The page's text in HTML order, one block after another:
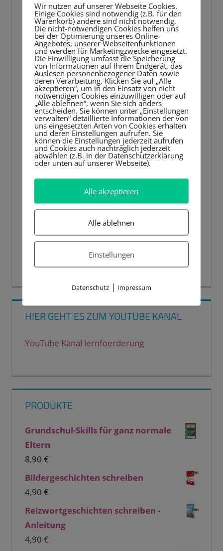
HIER GEHT ES ZUM YOUTUBE KANAL
YouTube Kanal lernfoerderung
PRODUKTE
Grundschul-Skills für ganz normale
Eltern
8,90 €
Bildergeschichten schreiben
4,90 €
Reizwortgeschichten schreiben -
Anleitung
4,90 €
Wir nutzen auf unserer Webseite Cookies.
Einige Cookies sind notwendig (z.B. für den
Warenkorb) andere sind nicht notwendig.
Die nicht-notwendigen Cookies helfen uns
bei der Optimierung unseres Online-
Angebotes, unserer Webseitenfunktionen
und werden für Marketingzwecke eingesetzt.
Die Einwilligung umfasst die Speicherung
von Informationen auf Ihrem Endgerät, das
Auslesen personenbezogener Daten sowie
deren Verarbeitung. Klicken Sie auf „Alle
akzeptieren“, um in den Einsatz von nicht
notwendigen Cookies einzuwilligen oder auf
„Alle ablehnen“, wenn Sie sich anders
entscheiden. Sie können unter „Einstellungen
verwalten“ detaillierte Informationen der von
uns eingesetzten Arten von Cookies erhalten
und deren Einstellungen aufrufen. Sie
können die Einstellungen jederzeit aufrufen
und Cookies auch nachträglich jederzeit
abwählen (z.B. in der Datenschutzerklärung
oder unten auf unserer Webseite).
Alle akzeptieren
Alle ablehnen
Einstellungen
Datenschutz| Impressum